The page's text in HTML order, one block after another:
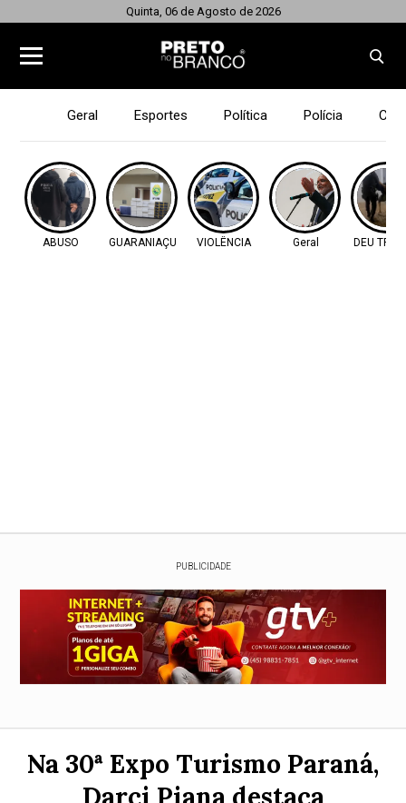
Quinta, 06 de Agosto de 2026
Geral Esportes Política Polícia
ABUSO GUARANIAÇU VIOLÊNCIA Geral DEU
PUBLICIDADE
Na 30ª Expo Turismo Paraná,